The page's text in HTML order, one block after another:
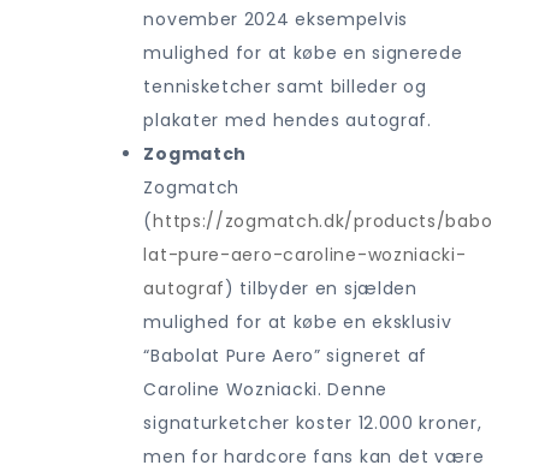
november 2024 eksempelvis
mulighed for at købe en signerede
tennisketcher samt billeder og
plakater med hendes autograf.
Zogmatch
Zogmatch
(https://zogmatch.dk/products/babo
lat-pure-aero-caroline-wozniacki-
autograf) tilbyder en sjælden
mulighed for at købe en eksklusiv
“Babolat Pure Aero” signeret af
Caroline Wozniacki. Denne
signaturketcher koster 12.000 kroner,
men for hardcore fans kan det være